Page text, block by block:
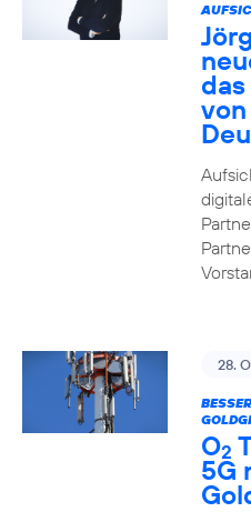
von
28.
O2
5G